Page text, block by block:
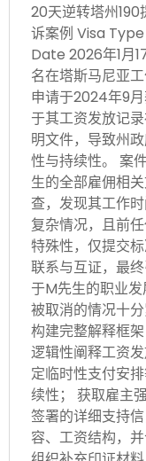
20天逆转塔州
诉案例 Visa
Date 2026年1月
名在塔斯马尼亚
申请于2024年9
于其工资发放记
明文件，导致州
性与持续性。 案
生的全部雇佣相
查，发现其工作
复杂情况，且前
特殊性，仅提交
联系与互证，最
于M先生的职业
被取消的情况十
构建完整解释框
逻辑性阐释工资
定临时性支付安
续性； 获取雇主
签署的详细支持
容、工资结构，